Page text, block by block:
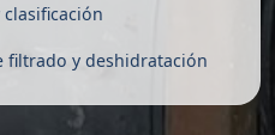
filtrado y deshidratación